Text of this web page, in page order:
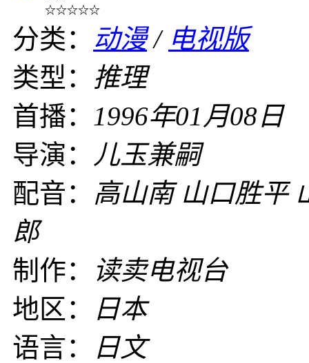
☆☆☆☆☆
分类： 动漫/ 电视版
类型： 推理
首播： 1996年01月08日
导演： 儿玉兼嗣
配音： 高山南 山口胜平
郎
制作：
读卖电视台
地区：
日本
语言：
日文